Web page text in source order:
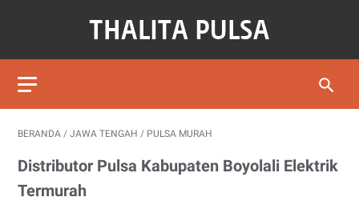
BERANDA / JAWA TENGAH / PULSA MURAH
Distributor Pulsa Kabupaten Boyolali Elektrik
Termurah